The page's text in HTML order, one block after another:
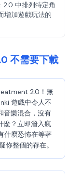
中排列特定角
增加遊戲玩法的
不需要下載
2.0！無
遊戲中令人不
音樂混合，沒有
麼？立即潛入瘋
什麼恐怖在等著
整個的存在。